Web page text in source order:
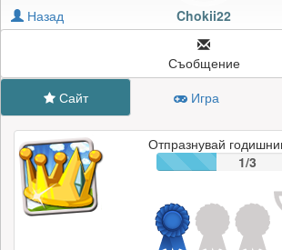
Блокирай Chokii22 Chokii22
Назад
Съобщение
Сайт
Игра
Отпразнувай
1/3